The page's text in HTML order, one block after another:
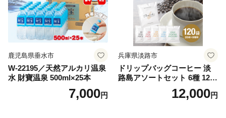
鹿児島県垂水市
W-22195／天然アルカリ温泉
水 財寶温泉 500ml×25本
7,000円
兵庫県淡路市
ドリップバッグコーヒー 淡
路島アソートセット 6種 120
袋 飲み比べ コーヒー
12,000円